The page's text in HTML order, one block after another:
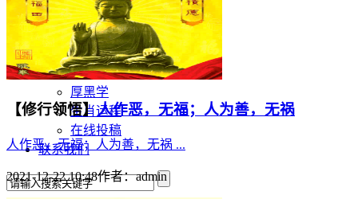
灵异故事
文学
哲学
百家姓
厚黑学
生肖运程
在线投稿
联系我们
【修行领悟】人作恶，无福；人为善，无祸
人作恶，无福；人为善，无祸 ...
2021-12-22 10:48作者：admin